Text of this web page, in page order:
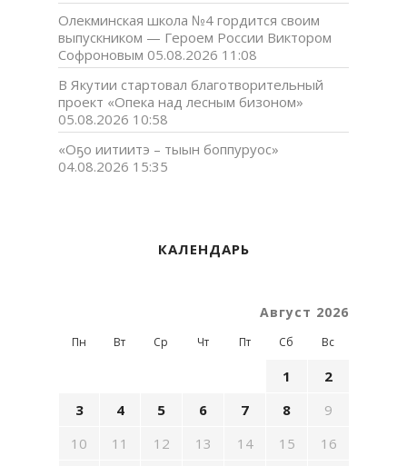
Олекминская школа №4 гордится своим
выпускником — Героем России Виктором
Софроновым 05.08.2026 11:08
В Якутии стартовал благотворительный
проект «Опека над лесным бизоном»
05.08.2026 10:58
«Оҕо иитиитэ – тыын боппуруос»
04.08.2026 15:35
КАЛЕНДАРЬ
Август 2026
Пн Вт Ср Чт Пт Сб Вс
1
2
3
4 5 6 7 8
9
10
11 12 13 14 15
16